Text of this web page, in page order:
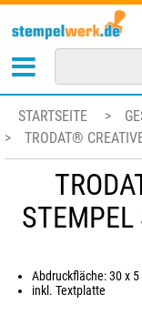
STARTSEITE >
>
TRODAT®
STEMPEL
Abdruckfläche: 30 x 5
inkl. Textplatte